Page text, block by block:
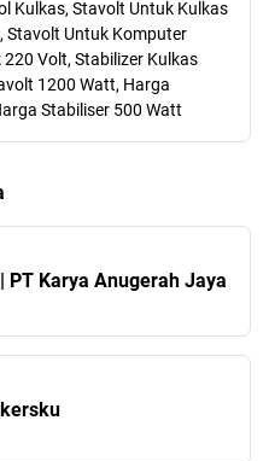
Kulkas, Stavolt Untuk Kulkas
Stavolt Untuk Komputer
Volt, Stabilizer Kulkas
1200 Watt, Harga
Stabiliser 500 Watt
STAF PRODUKSI | PT Karya Anugerah Jaya
| Senikersku